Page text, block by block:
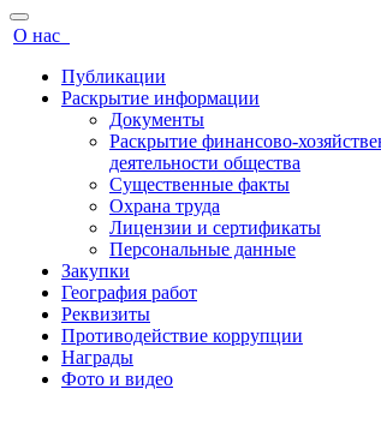
О нас
Публикации
Раскрытие информации
Документы
Раскрытие финансово-
деятельности общества
Существенные факты
Охрана труда
Лицензии и сертификаты
Персональные данные
Закупки
География работ
Реквизиты
Противодействие коррупции
Награды
Фото и видео